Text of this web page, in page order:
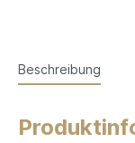
Beschreibung